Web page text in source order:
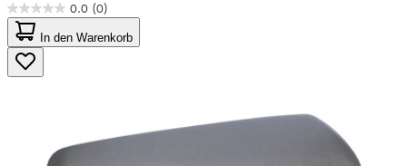
0.0 (0)
0.0
von
5
Sternen.
In den Warenkorb